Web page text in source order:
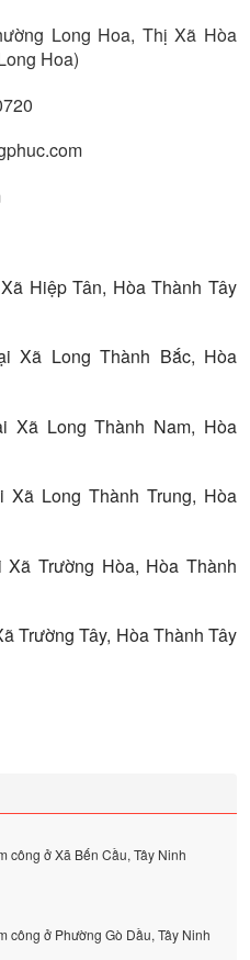
Long Hoa, Thị Xã Hòa
Hoa)
Hiệp Tân, Hòa Thành Tây
Xã Long Thành Bắc, Hòa
Xã Long Thành Nam, Hòa
Xã Long Thành Trung, Hòa
Trường Hòa, Hòa Thành
Trường Tây, Hòa Thành Tây
công ở Xã Bến Cầu, Tây Ninh
công ở Phường Gò Dầu, Tây Ninh